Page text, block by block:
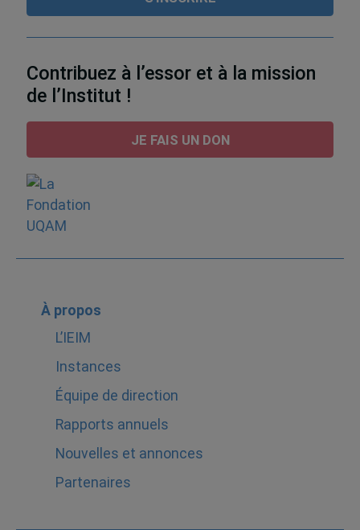
Contribuez à l’essor et à la mission
de l’Institut !
JE FAIS UN DON
À propos
L’IEIM
Instances
Équipe de direction
Rapports annuels
Nouvelles et annonces
Partenaires